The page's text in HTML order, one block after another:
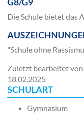
Die Schule bietet das
"Schule ohne
Zuletzt bearbeitet
18.02.2025
SCHULART
Gymnasium